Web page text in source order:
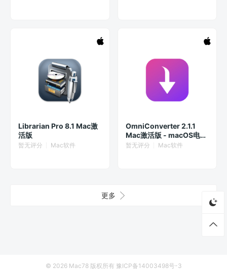
Librarian Pro 8.1 Mac激
活版
暂无评分 Mac软件
OmniConverter 2.1.1
Mac激活版 - macOS电子
书格式转换工具
暂无评分 Mac软件
更多
© 2026 Mac78版权所有 豫ICP备14003498号-3